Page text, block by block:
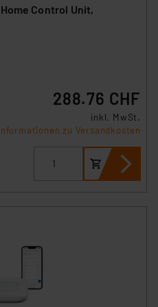
teilweise zustimmen. Ihre
anpassen oder widerrufen.
Abrufung und
zur Auswertung und
Widerrufs bleibt hiervon
können dazu
nicht längerfristig
personenbezogene
zur Einbindung von
umfasst daher ggf. auch
in den USA gemäß Art. 49
Control Unit,
288.76 CHF
inkl. MwSt.
zu Versandkosten